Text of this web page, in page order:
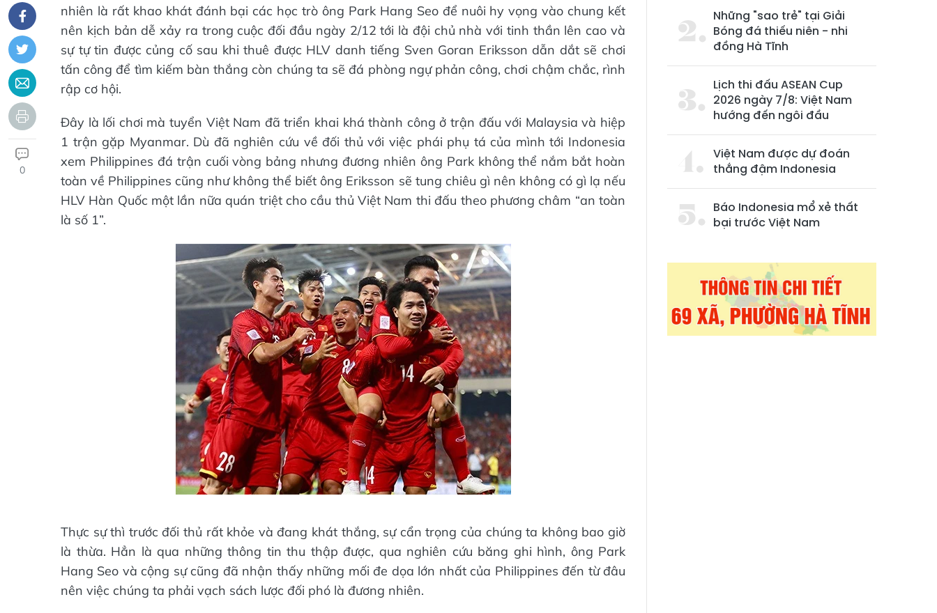
0
nhiên là rất khao khát đánh bại các học trò ông Park Hang Seo để nuôi hy vọng vào chung kết
nên kịch bản dễ xảy ra trong cuộc đối đầu ngày 2/12 tới là đội chủ nhà với tinh thần lên cao và
sự tự tin được củng cố sau khi thuê được HLV danh tiếng Sven Goran Eriksson dẫn dắt sẽ chơi
tấn công để tìm kiếm bàn thắng còn chúng ta sẽ đá phòng ngự phản công, chơi chậm chắc, rình
rập cơ hội.
Đây là lối chơi mà tuyển Việt Nam đã triển khai khá thành công ở trận đấu với Malaysia và hiệp
1 trận gặp Myanmar. Dù đã nghiên cứu về đối thủ với việc phái phụ tá của mình tới Indonesia
xem Philippines đá trận cuối vòng bảng nhưng đương nhiên ông Park không thể nắm bắt hoàn
toàn về Philippines cũng như không thể biết ông Eriksson sẽ tung chiêu gì nên không có gì lạ nếu
HLV Hàn Quốc một lần nữa quán triệt cho cầu thủ Việt Nam thi đấu theo phương châm “an toàn
là số 1”.
Thực sự thì trước đối thủ rất khỏe và đang khát thắng, sự cẩn trọng của chúng ta không bao giờ
là thừa. Hẳn là qua những thông tin thu thập được, qua nghiên cứu băng ghi hình, ông Park
Hang Seo và cộng sự cũng đã nhận thấy những mối đe dọa lớn nhất của Philippines đến từ đâu
nên việc chúng ta phải vạch sách lược đối phó là đương nhiên.
Những "sao trẻ" tại Giải
Bóng đá thiếu niên - nhi
đồng Hà Tĩnh
Lịch thi đấu ASEAN Cup
2026 ngày 7/8: Việt Nam
hướng đến ngôi đầu
Việt Nam được dự đoán
thắng đậm Indonesia
Báo Indonesia mổ xẻ thất
bại trước Việt Nam